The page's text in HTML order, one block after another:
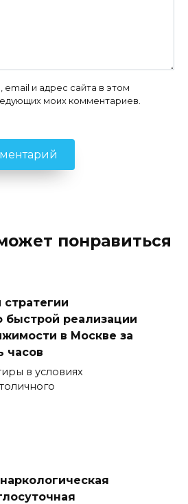
email и адрес сайта в этом
моих комментариев.
понравиться
быстрой реализации
в Москве за
часов
в условиях